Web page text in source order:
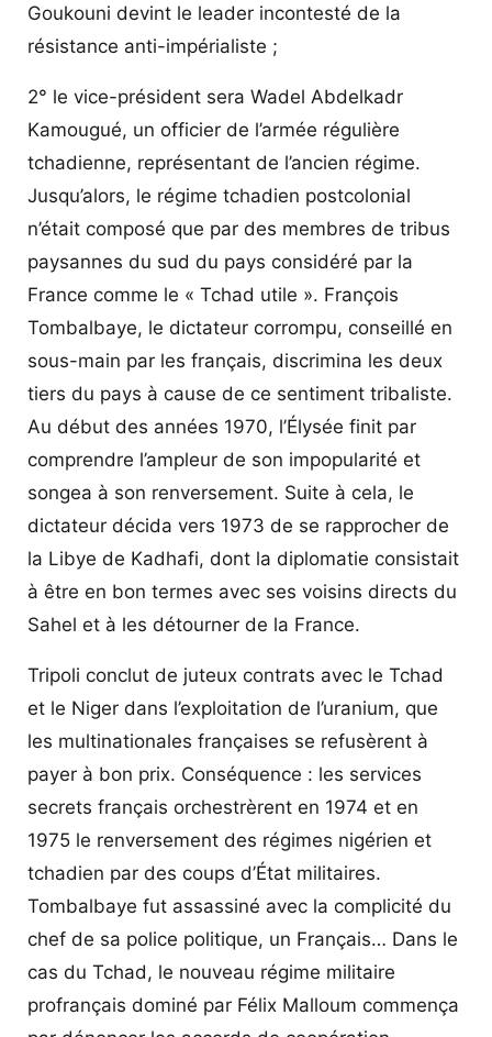
Goukouni devint le leader incontesté de la
résistance anti-impérialiste ;
2° le vice-président sera Wadel Abdelkadr
Kamougué, un officier de l’armée régulière
tchadienne, représentant de l’ancien régime.
Jusqu’alors, le régime tchadien postcolonial
n’était composé que par des membres de tribus
paysannes du sud du pays considéré par la
France comme le « Tchad utile ». François
Tombalbaye, le dictateur corrompu, conseillé en
sous-main par les français, discrimina les deux
tiers du pays à cause de ce sentiment tribaliste.
Au début des années 1970, l’Élysée finit par
comprendre l’ampleur de son impopularité et
songea à son renversement. Suite à cela, le
dictateur décida vers 1973 de se rapprocher de
la Libye de Kadhafi, dont la diplomatie consistait
à être en bon termes avec ses voisins directs du
Sahel et à les détourner de la France.
Tripoli conclut de juteux contrats avec le Tchad
et le Niger dans l’exploitation de l’uranium, que
les multinationales françaises se refusèrent à
payer à bon prix. Conséquence : les services
secrets français orchestrèrent en 1974 et en
1975 le renversement des régimes nigérien et
tchadien par des coups d’État militaires.
Tombalbaye fut assassiné avec la complicité du
chef de sa police politique, un Français… Dans le
cas du Tchad, le nouveau régime militaire
profrançais dominé par Félix Malloum commença